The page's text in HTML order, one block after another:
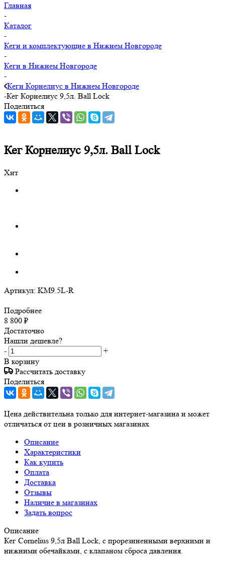
Главная
-
Каталог
-
Кеги и комплектующие в Нижнем Новгороде
-
Кеги в Нижнем Новгороде
-
Кеги Корнелиус в Нижнем Новгороде
-Кег Корнелиус 9,5л. Ball Lock
Поделиться
Кег Корнелиус 9,5л. Ball Lock
Хит
Артикул: KM9.5L-R
Подробнее
8 800 ₽
Достаточно
Нашли дешевле?
-
+
В корзину
Рассчитать доставку
Поделиться
Цена действительна только для интернет-магазина и может
отличаться от цен в розничных магазинах
Описание
Характеристики
Как купить
Оплата
Доставка
Отзывы
Наличие в магазинах
Задать вопрос
Описание
Кег Cornelius 9,5л Ball Lock, с прорезиненными верхними и
нижними обечайками, с клапаном сброса давления.